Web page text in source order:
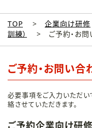
TOP 企業向け研修
訓練）
ご予約・お
ご予約・お問い合
必要事項をご入力いただい
絡させていただきます。
ご予約企業向け研修